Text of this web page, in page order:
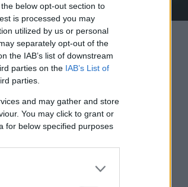
below opt-out section to
is processed you may
utilized by us or personal
separately opt-out of the
the IAB’s list of downstream
parties on the IAB’s List of
parties.
and may gather and store
You may click to grant or
for below specified purposes